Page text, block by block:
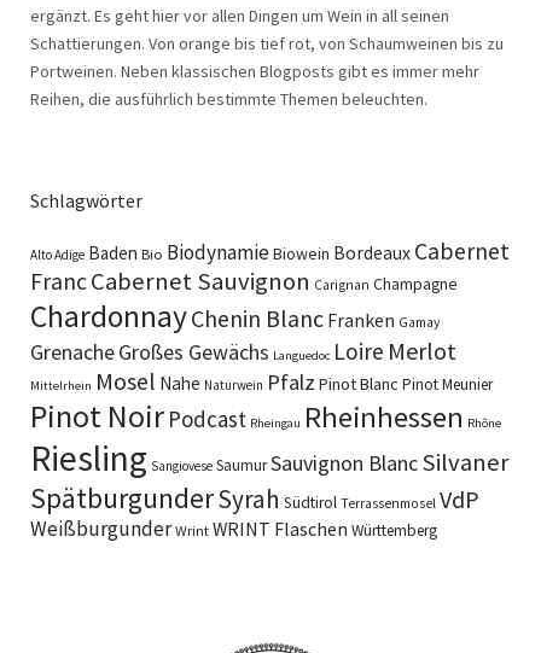
ergänzt. Es geht hier vor allen Dingen um Wein in all seinen
Schattierungen. Von orange bis tief rot, von Schaumweinen bis zu
Portweinen. Neben klassischen Blogposts gibt es immer mehr
Reihen, die ausführlich bestimmte Themen beleuchten.
Schlagwörter
Alto Adige Baden Bio BiodynamieBiowein Bordeaux Cabernet
FrancCabernet Sauvignon Carignan Champagne
ChardonnayChenin Blanc Franken Gamay
GrenacheGroßes Gewächs Languedoc Loire Merlot
Mittelrhein Mosel Nahe Naturwein Pfalz Pinot Blanc Pinot Meunier
Pinot Noir Podcast Rheingau Rheinhessen Rhône
Riesling Sangiovese SaumurSauvignon BlancSilvaner
SpätburgunderSyrah Südtirol Terrassenmosel VdP
Weißburgunder Wrint WRINT Flaschen Württemberg